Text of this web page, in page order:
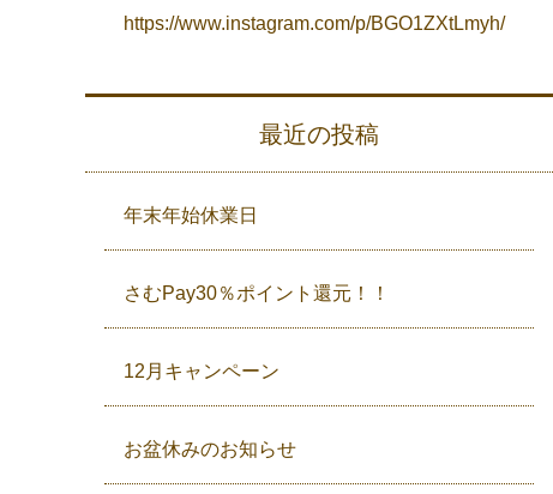
https://www.instagram.com/p/BGO1ZXtLmyh/
最近の投稿
年末年始休業日
さむPay30％ポイント還元！！
12月キャンペーン
お盆休みのお知らせ